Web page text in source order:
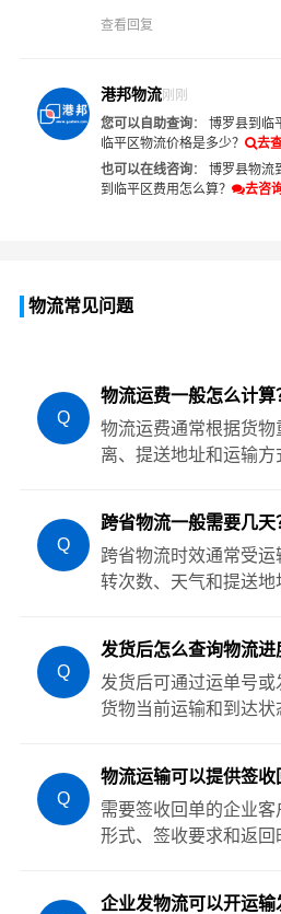
查看回复
港邦物流刚刚
您可以自助查询： 博罗县到临
临平区物流价格是多少？
去
也可以在线咨询： 博罗县物流
到临平区费用怎么算？
去咨
物流常见问题
Q
物流运费一般怎么计算
物流运费通常根据货
离、提送地址和运输方
Q
跨省物流一般需要几天
跨省物流时效通常受
转次数、天气和提送地
Q
发货后怎么查询物流进
发货后可通过运单号
货物当前运输和到达状
Q
物流运输可以提供签收
需要签收回单的企业
形式、签收要求和返回
企业发物流可以开运输